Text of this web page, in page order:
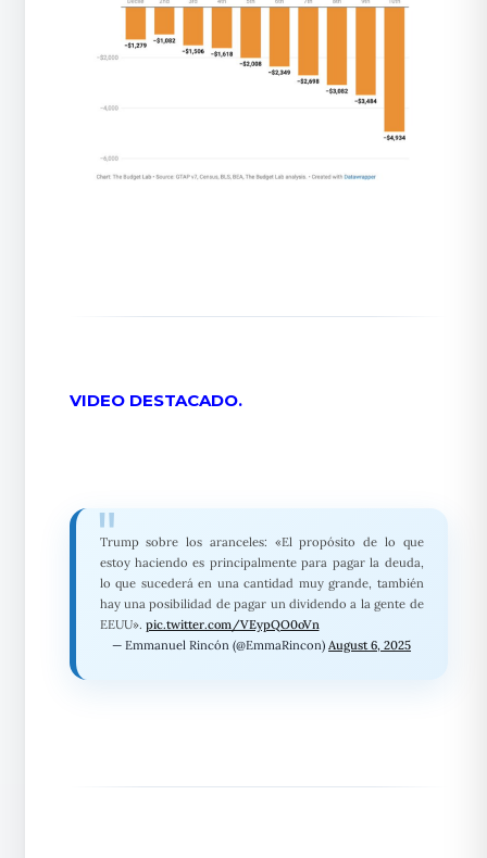
VIDEO DESTACADO.
Trump sobre los aranceles: «El propósito de lo que
estoy haciendo es principalmente para pagar la deuda,
lo que sucederá en una cantidad muy grande, también
hay una posibilidad de pagar un dividendo a la gente de
EEUU». pic.twitter.com/VEypQO0oVn
— Emmanuel Rincón (@EmmaRincon)August 6, 2025